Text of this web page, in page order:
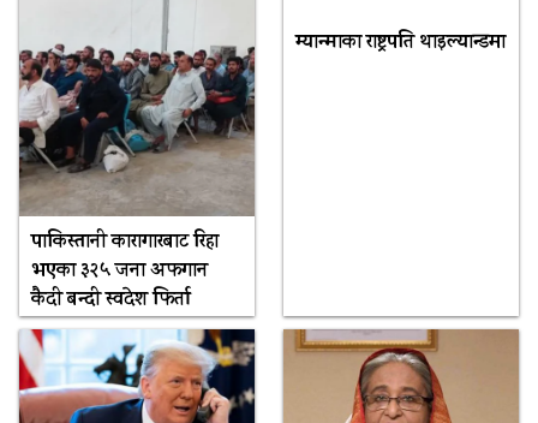
पाकिस्तानी कारागारबाट रिहा
भएका ३२५ जना अफगान
कैदी बन्दी स्वदेश फिर्ता
म्यान्माका राष्ट्रपति थाइल्यान्डमा